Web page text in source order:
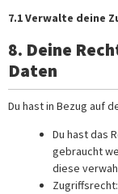
7.1 Verwalte deine
8. Deine
Daten
Du hast in Bezug auf
Du hast das
gebraucht
diese